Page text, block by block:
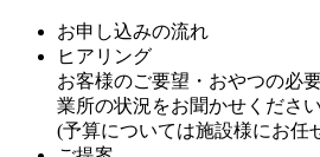
お申し込みの流れ
ヒアリング
お客様のご要望・おやつの必
業所の状況をお聞かせください
(予算については施設様にお任